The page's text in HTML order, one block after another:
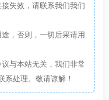
抢劫及美术品等的抢
不讳性格的缘故，也
力敌对也在所不惜。
也很多，在一部分市
失效，请联系我们我们
，否则，一切后果请用
与本站无关，我们非常
处理。敬请谅解！